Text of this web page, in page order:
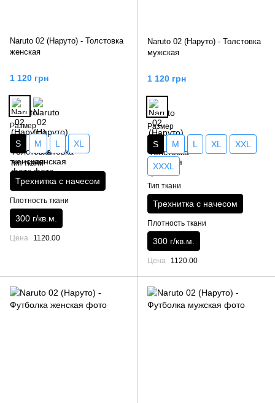
Naruto 02 (Наруто) - Толстовка
женская
1 120 грн
Размер
S M L XL
Тип ткани
Трехнитка с начесом
Плотность ткани
300 г/кв.м.
Цена 1120.00
Naruto 02 (Наруто) - Толстовка
мужская
1 120 грн
Размер
S M L XL XXL
XXXL
Тип ткани
Трехнитка с начесом
Плотность ткани
300 г/кв.м.
Цена 1120.00